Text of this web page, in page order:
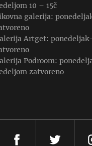
10 – 15č
galerija:
Artget:
Podroom:
zatvoreno